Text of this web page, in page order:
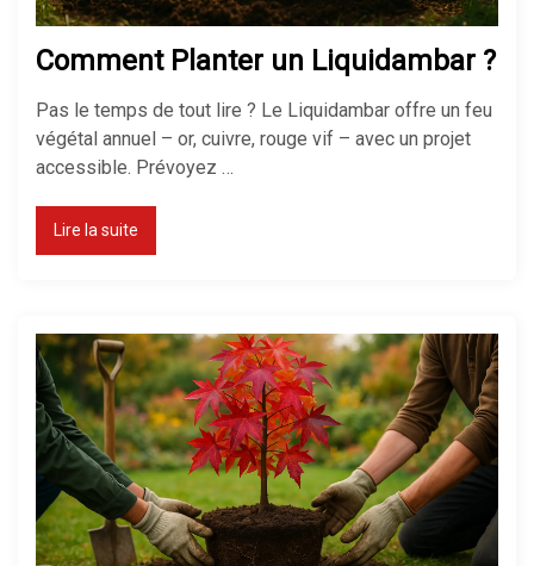
Chauffage d’appoint : lequel
Chauffage électrique ou gaz : que
Chauffage économique pour
maison : le top des solutions
Comment Planter un Liquidambar ?
Pas le temps de tout lire ? Le Liquidambar offre un feu
végétal annuel – or, cuivre, rouge vif – avec un projet
accessible. Prévoyez …
Lire la suite